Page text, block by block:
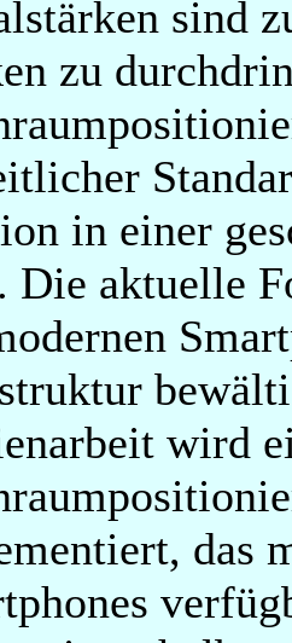
sind
zu
in einer
Die aktuelle
wird
das